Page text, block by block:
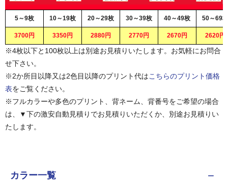
5～9枚 10～19枚 20～29枚 30～39枚 40～49枚 50～69枚
3700円 3350円 2880円 2770円 2670円 2620円
※4枚以下と100枚以上は別途お見積りいたします。お気軽にお問合
せ下さい。
※2か所目以降又は2色目以降のプリント代はこちらのプリント価格
表をご覧ください。
※フルカラーや多色のプリント、背ネーム、背番号をご希望の場合
は、▼下の激安自動見積りでお見積りいただくか、別途お見積りい
たします。
カラー一覧